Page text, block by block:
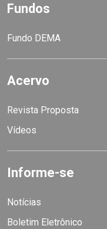
Fundos
Fundo DEMA
Acervo
Revista Proposta
Vídeos
Informe-se
Notícias
Boletim Eletrônico